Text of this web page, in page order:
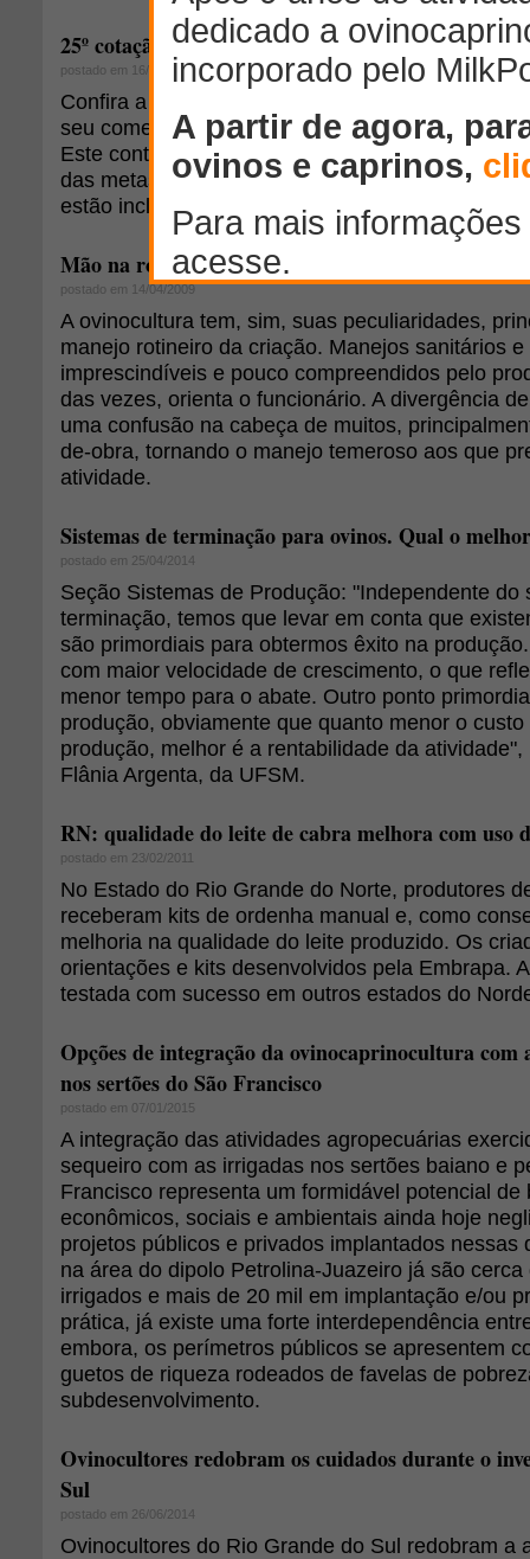
25º cotação mensal do preço do cordeiro: kg/
postado em 16/08/2013
Confira a pesquisa referente ao mês de julho e
seu comentário e os preços que estão sendo
Este conteúdo é inédito, as perspectivas são de
das metas é coletar informações de outros
estão incluídos na nossa pesquisa.
Mão na roda ou Mão-de-obra?
postado em 14/04/2009
A ovinocultura tem, sim, suas peculiaridades,
manejo rotineiro da criação. Manejos sanitários
imprescindíveis e pouco compreendidos pelo
das vezes, orienta o funcionário. A divergência
uma confusão na cabeça de muitos,
de-obra, tornando o manejo temeroso aos que
atividade.
Sistemas de terminação para ovinos. Qual o
postado em 25/04/2014
Seção Sistemas de Produção: "Independente do
terminação, temos que levar em conta que
são primordiais para obtermos êxito na
com maior velocidade de crescimento, o que
menor tempo para o abate. Outro ponto
produção, obviamente que quanto menor o
produção, melhor é a rentabilidade da
Flânia Argenta, da UFSM.
RN: qualidade do leite de cabra melhora com uso
postado em 23/02/2011
No Estado do Rio Grande do Norte, produtores
receberam kits de ordenha manual e, como
melhoria na qualidade do leite produzido. Os
orientações e kits desenvolvidos pela Embrapa.
testada com sucesso em outros estados do
Opções de integração da ovinocaprinocultura
nos sertões do São Francisco
postado em 07/01/2015
A integração das atividades agropecuárias
sequeiro com as irrigadas nos sertões baiano e
Francisco representa um formidável potencial de
econômicos, sociais e ambientais ainda hoje
projetos públicos e privados implantados nessas
na área do dipolo Petrolina-Juazeiro já são
irrigados e mais de 20 mil em implantação e/ou
prática, já existe uma forte interdependência
embora, os perímetros públicos se apresentem
guetos de riqueza rodeados de favelas de
subdesenvolvimento.
Ovinocultores redobram os cuidados durante o
Sul
postado em 26/06/2014
Ovinocultores do Rio Grande do Sul redobram a